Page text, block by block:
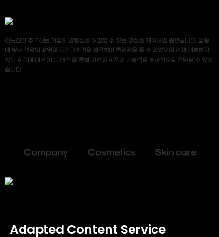
이노진이 추구하는 기업의 방향성을 어필할 수 있는 영상을 제작하길 원했습니다. 업종
에 맞춘 색감의 촬영과 모션그래픽을 제작하여 통일감을 줄 수 있었으며 현재 개발하고
있는 제품에 대한 3D그래픽을 통해 기업과 제품의 기술력을 효과적으로 전달할 수 있었
습니다.
Company Cosmetics Skin care
Adapted Content Service